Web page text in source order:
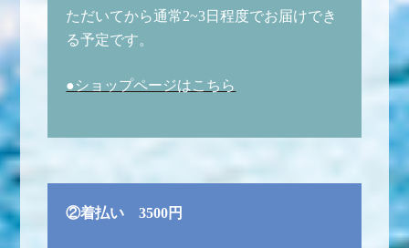
ただいてから通常2~3日程度でお届けでき
る予定です。
●ショップページはこちら
②着払い 3500円